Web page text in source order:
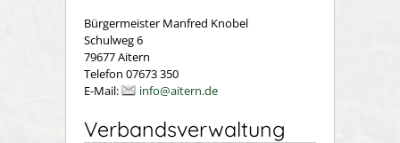
Bürgermeister Manfred Knobel
Schulweg 6
79677 Aitern
Telefon 07673 350
E-Mail:
info@aitern.de
Verbandsverwaltung